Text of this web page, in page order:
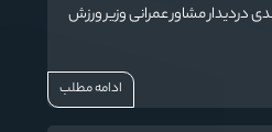
دردیدار مشاور عمرانی وزیر ورزش
ادامه مطلب